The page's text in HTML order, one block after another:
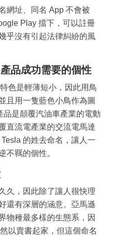
網址、同名 App 不會被
Play 擋下，可以註冊
乎沒有引起法律糾紛的風
品成功需要的個性
色是輕薄短小，因此用鳥
且用一隻藍色小鳥作為圖
品是顛覆汽油車產業的電動
直流電產業的交流電馬達
的姓去命名，讓人一
不羈的個性。
久，因此除了讓人很快理
還有深層的涵意。亞馬遜
物種最多樣的生態系，因
以賣書起家，但這個命名
成為 EJ Tech 會員
箱！